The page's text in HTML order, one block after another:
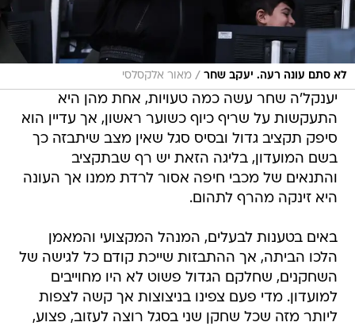
לא סתם עונה רעה. יעקב שחר / מאור אלקסלסי
יענקל'ה שחר עשה כמה טעויות, אחת מהן היא
התעקשות על שריף כיוף כשוער ראשון, אך עדיין הוא
סיפק תקציב גדול ובסיס סגל שאין מצב שיתבזה כך
בשם המועדון, בליגה הזאת יש רף שבתקציב
והתנאים של מכבי חיפה אסור לרדת ממנו אך העונה
היא זינקה מהרף לתהום.
באים בטענות לבעלים, המנהל המקצועי והמאמן
הלכו הביתה, אך ההתבזות שייכת קודם כל לגישה של
השחקנים, שחלקם הגדול פשוט לא היו מחוייבים
למועדון. מדי פעם צפינו בניצוצות אך קשה לצפות
ליותר מזה שכל שחקן שני בסגל רוצה לעזוב, פצוע,